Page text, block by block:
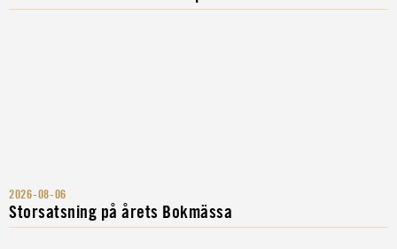
2026-08-06
Storsatsning på årets Bokmässa